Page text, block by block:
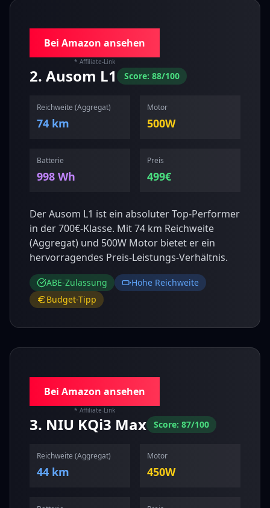
Bei Amazon ansehen
* Affiliate-Link
2. Ausom L1 Score: 88/100
Reichweite (Aggregat)
74 km
Motor
500W
Batterie
998 Wh
Preis
499€
Der Ausom L1 ist ein absoluter Top-Performer
in der 700€-Klasse. Mit 74 km Reichweite
(Aggregat) und 500W Motor bietet er ein
hervorragendes Preis-Leistungs-Verhältnis.
ABE-Zulassung
Hohe Reichweite
Budget-Tipp
Bei Amazon ansehen
* Affiliate-Link
3. NIU KQi3 Max Score: 87/100
Reichweite (Aggregat)
44 km
Motor
450W